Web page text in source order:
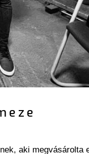
aki megvásárolta